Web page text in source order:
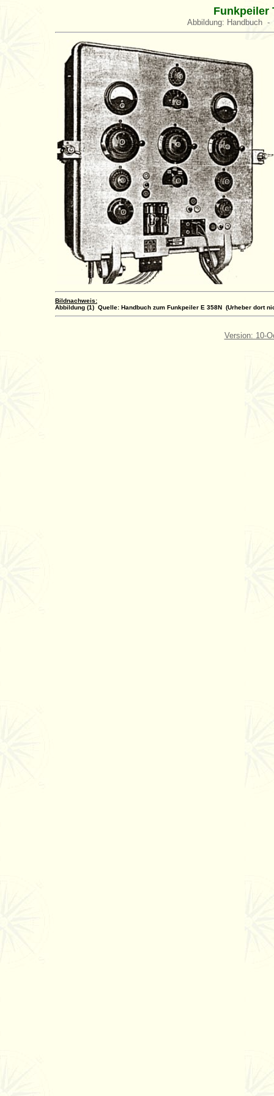
Funkpeiler
Abbildung: Handbuch -
Bildnachweis:
Abbildung (1) Quelle: Handbuch zum Funkpeiler E 358N (Urheber dort
Version: 10-